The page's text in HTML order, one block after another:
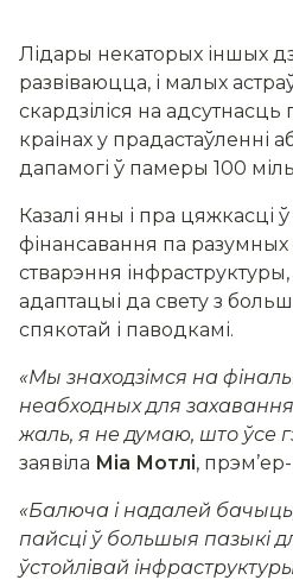
Лідары некаторых іншых
развіваюцца, і малых
скардзіліся на
краінах у прадастаўленні
дапамогі ў памеры 100
Казалі яны і пра цяжкасці
фінансавання па разумных
стварэння
адаптацыі да свету з
спякотай і паводкамі.
«Мы знаходзімся на
неабходных для
жаль, я не думаю, што ўсе
заявіла Міа Мотлі,
«Балюча і надалей
пайсці ў большыя пазыкі
ўстойлівай